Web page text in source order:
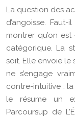
La question des
d’angoisse.
montrer qu’on
catégorique. La
soit. Elle envoie le
ne s’engage
contre-intuitive :
le résume un
Parcoursup de